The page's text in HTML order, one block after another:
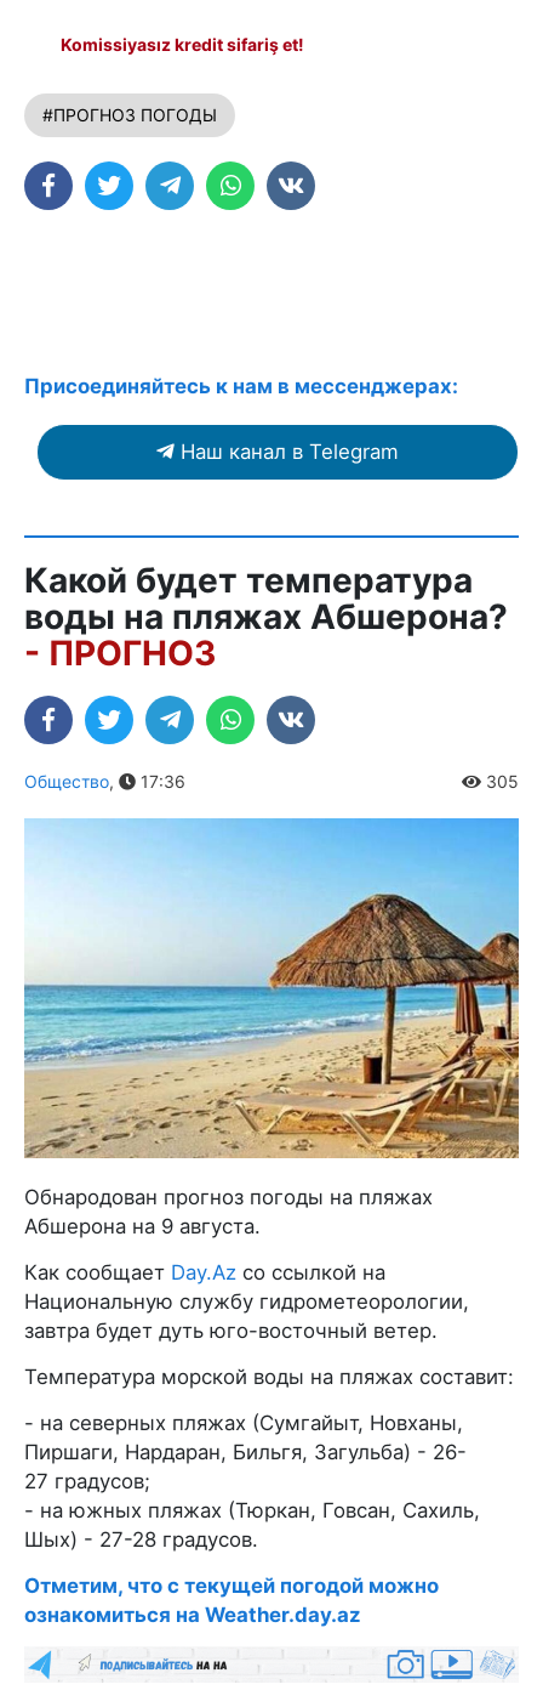
Komissiyasız kredit sifariş et!
#ПРОГНОЗ ПОГОДЫ
Присоединяйтесь к нам в мессенджерах:
Наш канал в Telegram
Какой будет температура
воды на пляжах Абшерона?
- ПРОГНОЗ
Общество, 17:36 305
Обнародован прогноз погоды на пляжах
Абшерона на 9 августа.
Как сообщает Day.Az со ссылкой на
Национальную службу гидрометеорологии,
завтра будет дуть юго-восточный ветер.
Температура морской воды на пляжах составит:
- на северных пляжах (Сумгайыт, Новханы,
Пиршаги, Нардаран, Бильгя, Загульба) - 26-
27 градусов;
- на южных пляжах (Тюркан, Говсан, Сахиль,
Шых) - 27-28 градусов.
Отметим, что с текущей погодой можно
ознакомиться на Weather.day.az